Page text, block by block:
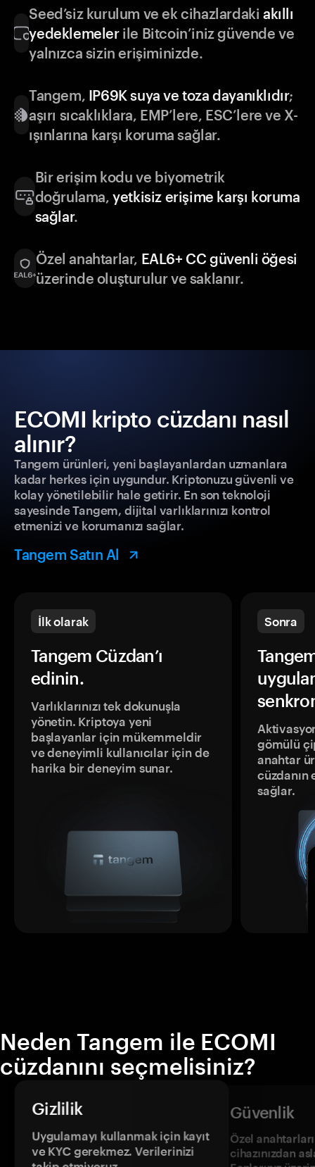
Seed’siz kurulum ve ek cihazlardakiakıllı
yedeklemelerile Bitcoin’iniz güvende ve
yalnızca sizin erişiminizde.
Tangem, IP69K suya ve toza dayanıklıdır;
aşırı sıcaklıklara, EMP’lere, ESC’lere ve X-
ışınlarına karşı koruma sağlar.
Bir erişim kodu ve biyometrik
doğrulama,yetkisiz erişime karşı koruma
sağlar.
Özel anahtarlar, EAL6+ CC güvenli öğesi
üzerinde oluşturulur ve saklanır.
ECOMI kripto cüzdanı nasıl
alınır?
Tangem ürünleri, yeni başlayanlardan uzmanlara
kadar herkes için uygundur. Kriptonuzu güvenli ve
kolay yönetilebilir hale getirir. En son teknoloji
sayesinde Tangem, dijital varlıklarınızı kontrol
etmenizi ve korumanızı sağlar.
Tangem Satın Al
İlk olarak
Tangem Cüzdan’ı
edinin.
Varlıklarınızı tek dokunuşla
yönetin. Kriptoya yeni
başlayanlar için mükemmeldir
ve deneyimli kullanıcılar için de
harika bir deneyim sunar.
Sonra
gömülü
anahtar
sağlar.
Neden Tangem ile ECOMI
cüzdanını seçmelisiniz?
Gizlilik
Uygulamayı kullanmak için kayıt
ve KYC gerekmez. Verilerinizi
Güvenlik
Özel
cihazınızdan